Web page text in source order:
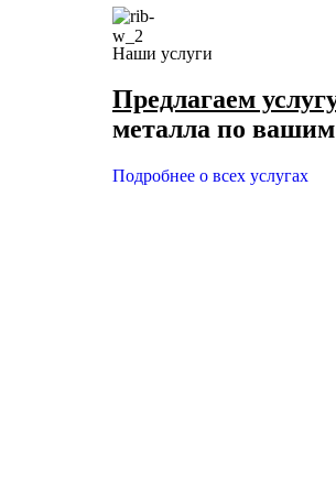
Наши услуги
Предлагаем
металла по
Подробнее о всех услугах